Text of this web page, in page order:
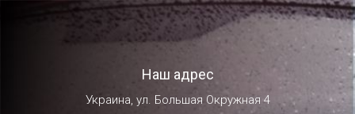
Наш адрес
Украина, ул. Большая Окружная 4